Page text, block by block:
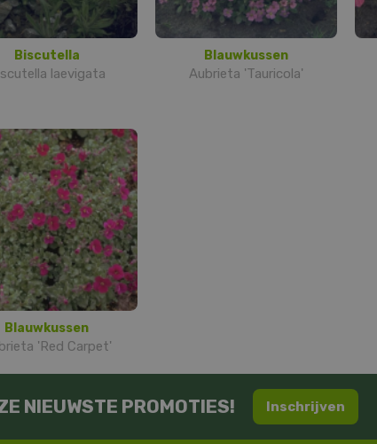
Biscutella
laevigata
Blauwkussen
Aubrieta 'Tauricola'
Blauwkussen
'Red Carpet'
NIEUWSTE PROMOTIES! Inschrijven